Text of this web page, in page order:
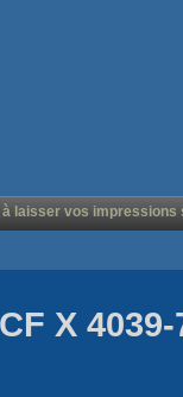
à laisser vos
X